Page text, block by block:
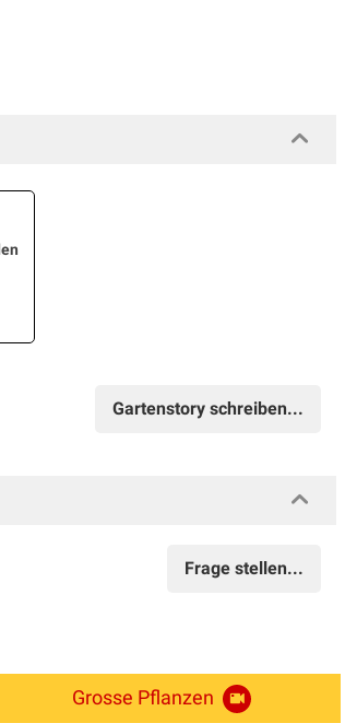
Gartenstory schreiben...
Frage stellen...
Grosse Pflanzen